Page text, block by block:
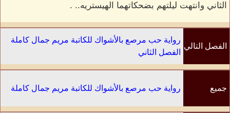
الثاني وانتهت ليلتهم بضحكاتهما الهيستريه.. .
الفصل التالي
رواية حب مرصع بالأشواك للكاتبة مريم جمال كاملة
الفصل الثاني
جميع رواية حب مرصع بالأشواك للكاتبة مريم جمال كاملة